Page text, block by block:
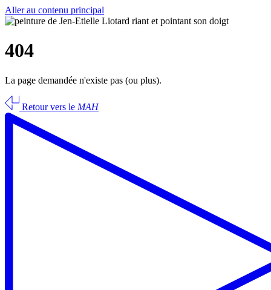
Aller au contenu principal
404
La page demandée n'existe pas (ou plus).
Retour vers le MAH